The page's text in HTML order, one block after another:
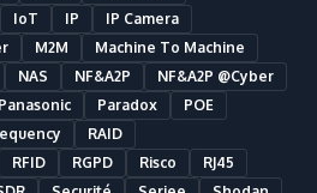
IoT IP
IP Camera
M2M
Machine To Machine
NAS NF&A2P
NF&A2P @Cyber
Panasonic Paradox
POE
RAID
RFID RGPD Risco
RJ45